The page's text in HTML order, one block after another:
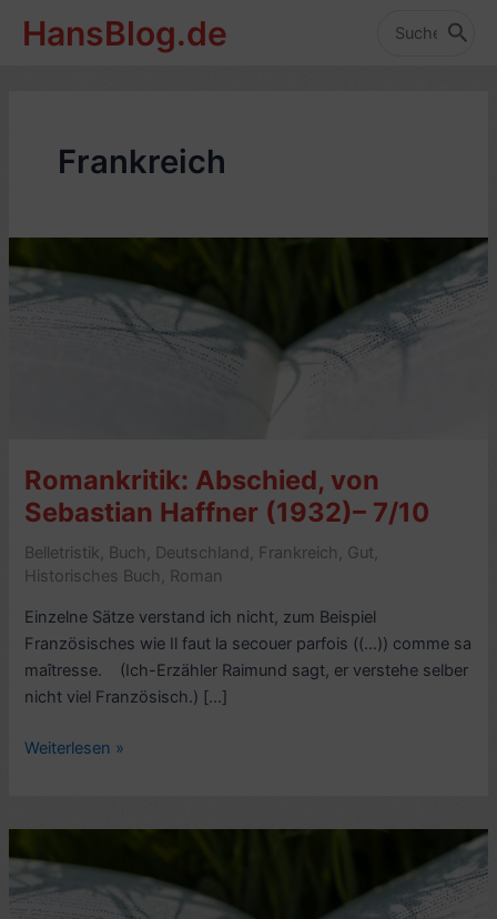
InhaltHansBlog.de
Search
Frankreich
Romankritik: Abschied, von
Sebastian Haffner (1932)– 7/10
Belletristik, Buch , Deutschland, Frankreich , Gut,
Historisches Buch , Roman
Einzelne Sätze verstand ich nicht, zum Beispiel
Französisches wie Il faut la secouer parfois ((…)) comme sa
maîtresse. (Ich-Erzähler Raimund sagt, er verstehe selber
nicht viel Französisch.) […]
Romankritik:
Sebastian
Weiterlesen »